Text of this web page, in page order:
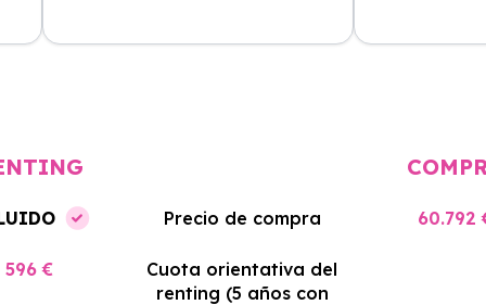
Precio de compra 60.792
596 €
Cuota orientativa del
renting (5 años con